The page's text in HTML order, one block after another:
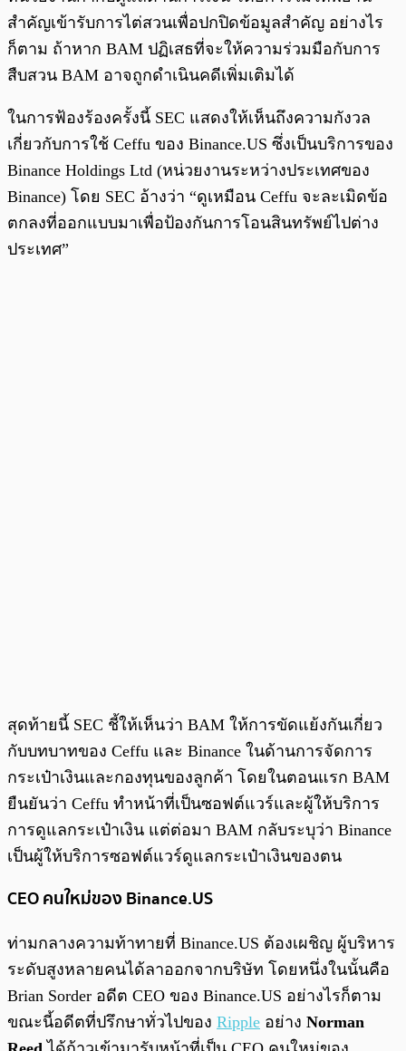
สำคัญเข้ารับการไต่สวนเพื่อปกปิดข้อมูลสำคัญ อย่างไร
ก็ตาม ถ้าหาก BAM ปฏิเสธที่จะให้ความร่วมมือกับการ
สืบสวน BAM อาจถูกดำเนินคดีเพิ่มเติมได้
ในการฟ้องร้องครั้งนี้ SEC แสดงให้เห็นถึงความกังวล
เกี่ยวกับการใช้ Ceffu ของ Binance.US ซึ่งเป็นบริการของ
Binance Holdings Ltd (หน่วยงานระหว่างประเทศของ
Binance) โดย SEC อ้างว่า “ดูเหมือน Ceffu จะละเมิดข้อ
ตกลงที่ออกแบบมาเพื่อป้องกันการโอนสินทรัพย์ไปต่าง
ประเทศ”
สุดท้ายนี้ SEC ชี้ให้เห็นว่า BAM ให้การขัดแย้งกันเกี่ยว
กับบทบาทของ Ceffu และ Binance ในด้านการจัดการ
กระเป๋าเงินและกองทุนของลูกค้า โดยในตอนแรก BAM
ยืนยันว่า Ceffu ทำหน้าที่เป็นซอฟต์แวร์และผู้ให้บริการ
การดูแลกระเป๋าเงิน แต่ต่อมา BAM กลับระบุว่า Binance
เป็นผู้ให้บริการซอฟต์แวร์ดูแลกระเป๋าเงินของตน
CEO คนใหม่ของ Binance.US
ท่ามกลางความท้าทายที่ Binance.US ต้องเผชิญ ผู้บริหาร
ระดับสูงหลายคนได้ลาออกจากบริษัท โดยหนึ่งในนั้นคือ
Brian Sorder อดีต CEO ของ Binance.US อย่างไรก็ตาม
ขณะนี้อดีตที่ปรึกษาทั่วไปของ Ripple อย่าง Norman